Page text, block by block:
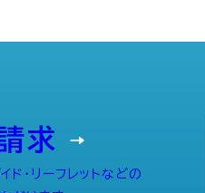
求
ド・リーフレットなどの